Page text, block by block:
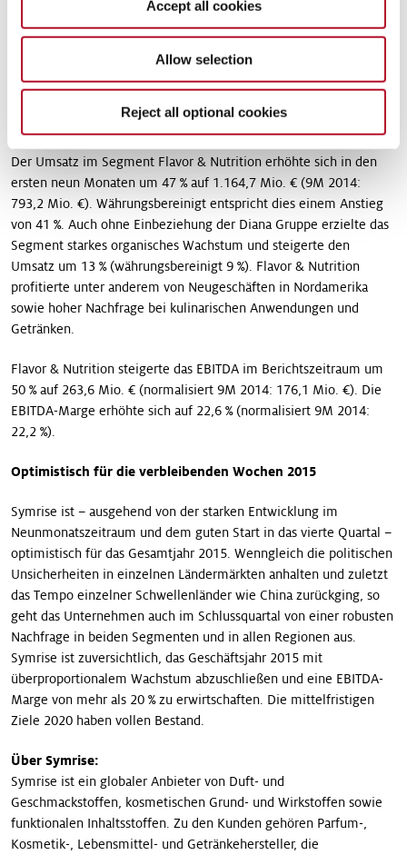
Accept all cookies
Allow selection
Reject all optional cookies
beläuft sich auf 397 Mio. US$ zuzüglich einer Zahlung von bis zu
20 Mio. US$ bei Erfüllung bestimmter Konditionen. Nach
Transaktionsabschluss, der zu Jahresbeginn 2016 erwartet wird,
strebt Symrise eine zügige Integration an.
Segment Flavor & Nutrition
Der Umsatz im Segment Flavor & Nutrition erhöhte sich in den
ersten neun Monaten um 47 % auf 1.164,7 Mio. € (9M 2014:
793,2 Mio. €). Währungsbereinigt entspricht dies einem Anstieg
von 41 %. Auch ohne Einbeziehung der Diana Gruppe erzielte das
Segment starkes organisches Wachstum und steigerte den
Umsatz um 13 % (währungsbereinigt 9 %). Flavor & Nutrition
profitierte unter anderem von Neugeschäften in Nordamerika
sowie hoher Nachfrage bei kulinarischen Anwendungen und
Getränken.
Flavor & Nutrition steigerte das EBITDA im Berichtszeitraum um
50 % auf 263,6 Mio. € (normalisiert 9M 2014: 176,1 Mio. €). Die
EBITDA-Marge erhöhte sich auf 22,6 % (normalisiert 9M 2014:
22,2 %).
Optimistisch für die verbleibenden Wochen 2015
Symrise ist – ausgehend von der starken Entwicklung im
Neunmonatszeitraum und dem guten Start in das vierte Quartal –
optimistisch für das Gesamtjahr 2015. Wenngleich die politischen
Unsicherheiten in einzelnen Ländermärkten anhalten und zuletzt
das Tempo einzelner Schwellenländer wie China zurückging, so
geht das Unternehmen auch im Schlussquartal von einer robusten
Nachfrage in beiden Segmenten und in allen Regionen aus.
Symrise ist zuversichtlich, das Geschäftsjahr 2015 mit
überproportionalem Wachstum abzuschließen und eine EBITDA-
Marge von mehr als 20 % zu erwirtschaften. Die mittelfristigen
Ziele 2020 haben vollen Bestand.
Über Symrise:
Symrise ist ein globaler Anbieter von Duft- und
Geschmackstoffen, kosmetischen Grund- und Wirkstoffen sowie
funktionalen Inhaltsstoffen. Zu den Kunden gehören Parfum-,
Kosmetik-, Lebensmittel- und Getränkehersteller, die